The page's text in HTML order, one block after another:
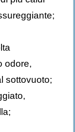
odore,
sottovuoto;